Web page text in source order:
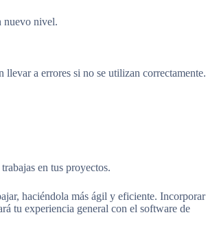
nuevo nivel.
llevar a errores si no se utilizan correctamente.
en tus proyectos.
haciéndola más ágil y eficiente. Incorporar
tu experiencia general con el software de